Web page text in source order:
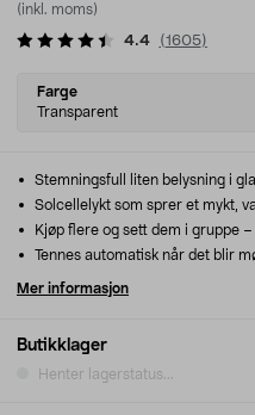
(inkl. moms)
4.4 (1605)
Select
variant
Farge
Transparent
Butikklager
Henter lagerstatus...
Stemningsfull liten belysning i
Solcellelykt som sprer et mykt,
Kjøp flere og sett dem i gruppe
Tennes automatisk når det blir
Mer informasjon